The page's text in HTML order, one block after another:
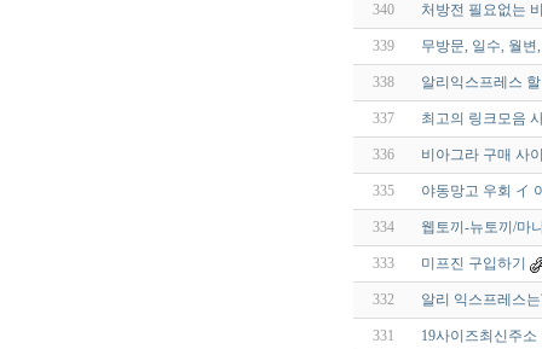
340 처방전 필요없는
339 무방문, 일수, 월
338 알리익스프레스
337 최고의 링크모음
336 비아그라 구매 사
335 야동망고 우회 イ
334 웹토끼-뉴토끼/마
333 미프진 구입하기
332 알리 익스프레스는
331 19사이즈최신주